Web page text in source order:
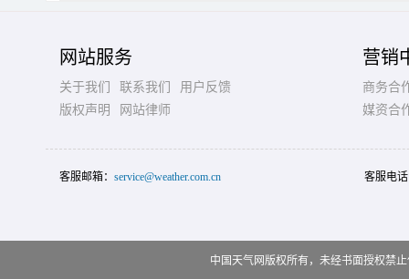
网站服务
关于我们 联系我们
用户反馈
版权声明
网站律师
营销
商务合
媒资合
客服邮箱： service@weather.com.cn 客服电
中国天气网版权所有，未经书面授权